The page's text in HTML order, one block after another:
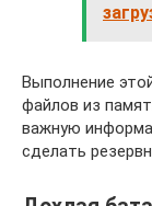
Выполнение
файлов из
важную
сделать